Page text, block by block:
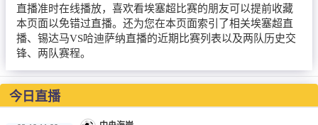
英超录像
英超资讯
体育词条
直播准时在线播放，喜欢看埃塞超比赛的朋友可以提前收藏
本页面以免错过直播。还为您在本页面索引了相关埃塞超直
播、锡达马VS哈迪萨纳直播的近期比赛列表以及两队历史交
锋、两队赛程。
今日直播